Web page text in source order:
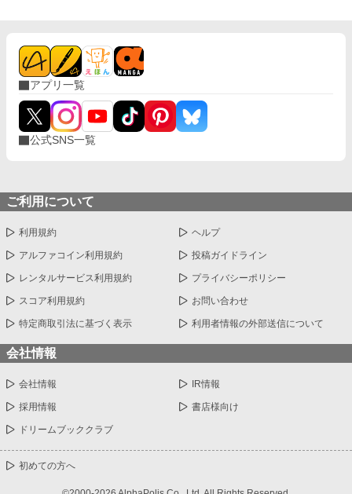
でなくても大丈夫なはず。
アプリ一覧
公式SNS一覧
ご利用について
利用規約 ヘルプ
アルファコイン利用規約 投稿ガイドライン
レンタルサービス利用規約 プライバシーポリシー
スコア利用規約 お問い合わせ
特定商取引法に基づく表示 利用者情報の外部送信について
会社情報
会社情報 IR情報
採用情報 書店様向け
ドリームブッククラブ
初めての方へ